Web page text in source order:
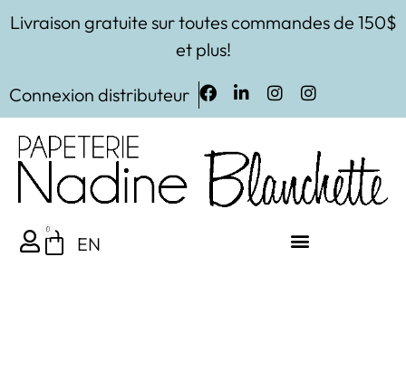
Livraison gratuite sur toutes commandes de 150$
et plus!
Connexion distributeur
0
EN